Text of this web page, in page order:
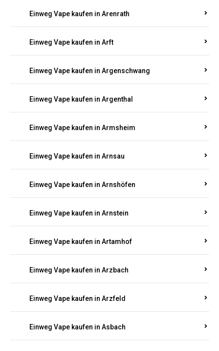
Einweg Vape kaufen in Arenrath
Einweg Vape kaufen in Arft
Einweg Vape kaufen in Argenschwang
Einweg Vape kaufen in Argenthal
Einweg Vape kaufen in Armsheim
Einweg Vape kaufen in Arnsau
Einweg Vape kaufen in Arnshöfen
Einweg Vape kaufen in Arnstein
Einweg Vape kaufen in Artamhof
Einweg Vape kaufen in Arzbach
Einweg Vape kaufen in Arzfeld
Einweg Vape kaufen in Asbach